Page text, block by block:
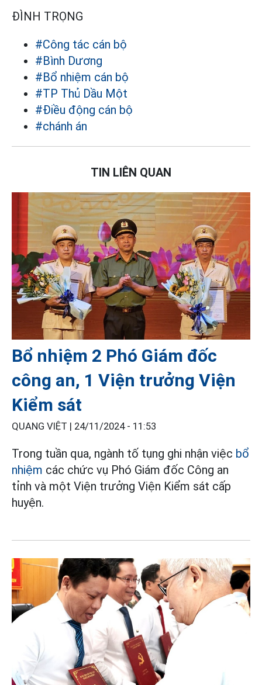
ĐÌNH TRỌNG
#Công tác cán bộ
#Bình Dương
#Bổ nhiệm cán bộ
#TP Thủ Dầu Một
#Điều động cán bộ
#chánh án
TIN LIÊN QUAN
Bổ nhiệm 2 Phó Giám đốc
công an, 1 Viện trưởng Viện
Kiểm sát
QUANG VIỆT | 24/11/2024 - 11:53
Trong tuần qua, ngành tố tụng ghi nhận việc bổ
nhiệm các chức vụ Phó Giám đốc Công an
tỉnh và một Viện trưởng Viện Kiểm sát cấp
huyện.